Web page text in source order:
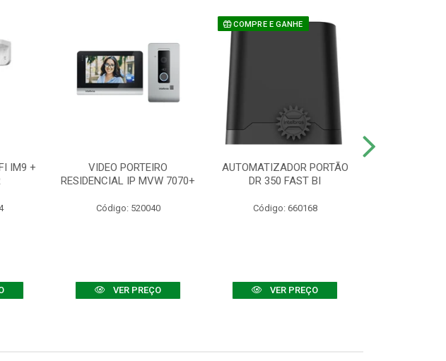
IM9 +
VIDEO PORTEIRO
RESIDENCIAL IP MVW 7070+
Código: 520040
VER PREÇO
COMPRE E GANHE
AUTOMATIZADOR PORTÃO
DR 350 FAST BI
Código: 660168
VER PREÇO